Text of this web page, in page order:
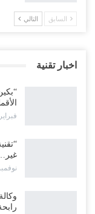
السابق التالي
اخبار تقنية
فبراير 6, 2026
غير…
نوفمبر 13, 2025